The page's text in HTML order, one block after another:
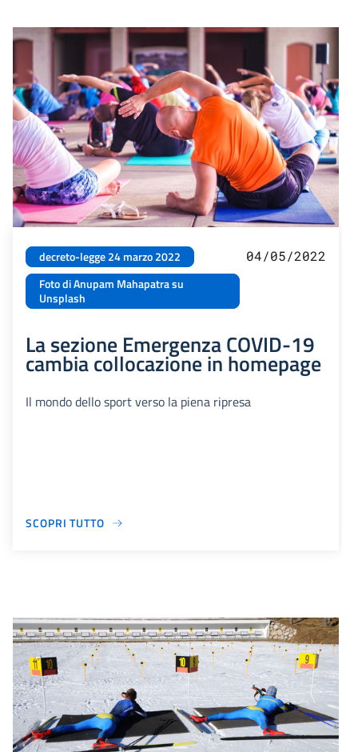
decreto-legge 24 marzo 2022
Foto di Anupam Mahapatra su
Unsplash
04/05/2022
La sezione Emergenza COVID-19
cambia collocazione in homepage
Il mondo dello sport verso la piena ripresa
SCOPRI TUTTO